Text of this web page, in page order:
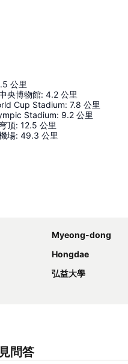
公里
央博物館: 4.2 公里
Cup Stadium: 7.8 公里
Stadium: 9.2 公里
顶: 12.5 公里
場: 49.3 公里
Myeong-dong
Hongdae
弘益大學
問答